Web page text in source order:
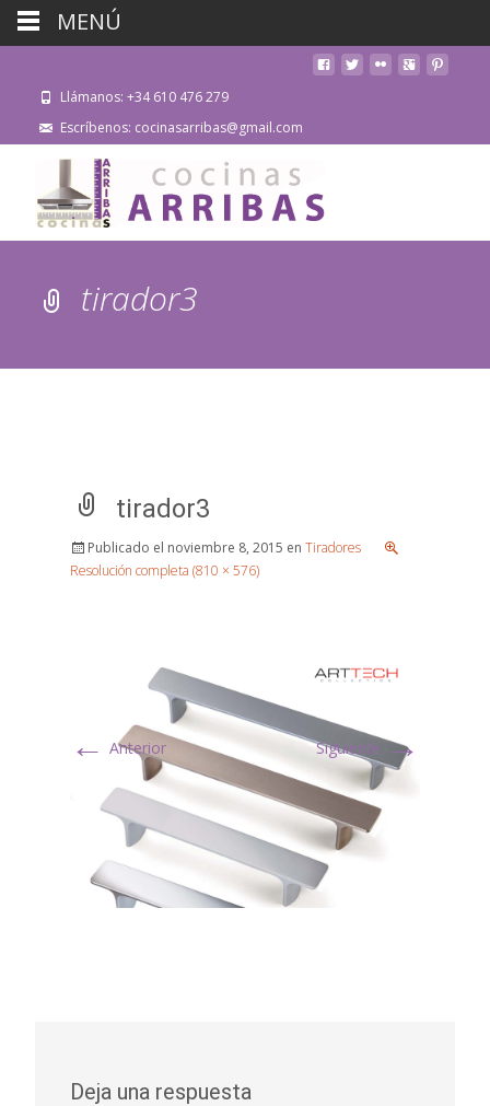
Llámanos: +34 610 476 279
Escríbenos: cocinasarribas@gmail.com
tirador3
tirador3
Publicado el noviembre 8, 2015 en Tiradores
Resolución completa (810 × 576)
← Anterior Siguiente →
Deja una respuesta
MENÚ